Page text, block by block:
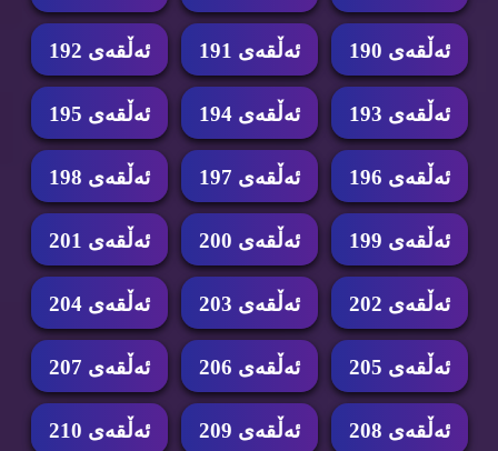
ئه‌ڵقه‌ی 190 ئه‌ڵقه‌ی 191 ئه‌ڵقه‌ی 192
ئه‌ڵقه‌ی 193 ئه‌ڵقه‌ی 194 ئه‌ڵقه‌ی 195
ئه‌ڵقه‌ی 196 ئه‌ڵقه‌ی 197 ئه‌ڵقه‌ی 198
ئه‌ڵقه‌ی 199 ئه‌ڵقه‌ی 200 ئه‌ڵقه‌ی 201
ئه‌ڵقه‌ی 202 ئه‌ڵقه‌ی 203 ئه‌ڵقه‌ی 204
ئه‌ڵقه‌ی 205 ئه‌ڵقه‌ی 206 ئه‌ڵقه‌ی 207
ئه‌ڵقه‌ی 208 ئه‌ڵقه‌ی 209 ئه‌ڵقه‌ی 210